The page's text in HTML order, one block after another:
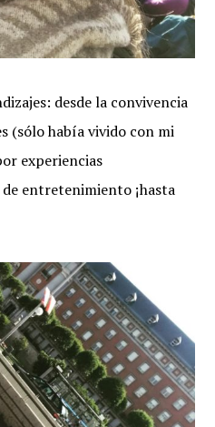
desde la convivencia
(sólo había vivido con mi
experiencias
entretenimiento ¡hasta